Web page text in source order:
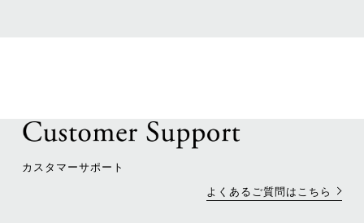
カスタマーサポート
よくあるご質問はこちら